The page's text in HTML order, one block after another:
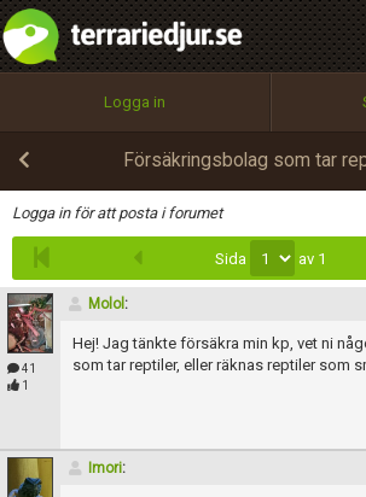
Logga in
Försäkringsbolag som tar
Logga in för att posta i forumet
Sida av 1
41
1
Molol :
Hej! Jag tänkte försäkra min kp, vet ni
som tar reptiler, eller räknas reptiler som
Imori:
Infoga
Utför
100%
OK
integritetspolicy
Namn:
Epost:
Användarnamn:
Lösenord:
Terms of Service
Begär nytt lösenord